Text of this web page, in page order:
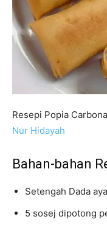
Resepi Popia
Nur Hidayah
Bahan-bahan
Setengah Dada
5 sosej dipotong